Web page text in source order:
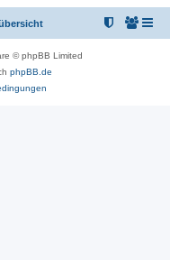
© phpBB Limited
phpBB.de